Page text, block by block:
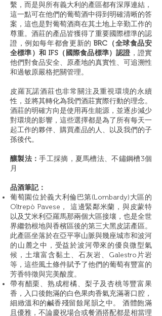
繫，而是與所有義大利的產區都有深厚連結，
這一點可在他們的葡萄酒中得到明確清晰的答
案，這也是對葡萄酒商在其土地上辛勤工作的
尊重。酒莊的產品皆獲得了重要國際標準的認
證，例如每年都會更新的 BRC（全球食品安
全標準）和 IFS（國際食品標準）認證 ，證實
他們對食品安全、原產地的真實性、可追溯性
和過敏原嚴格把關管理。
皮羅瓦諾酒莊也非常關注及重視環境的永續
性，並將其轉化為我們酒莊實際行動的理念。
酒莊的明確方向是使用再生能源，並逐步減少
對環境的影響，這些選擇都是為了所有每天一
起工作的夥伴、購買產品的人、以及我們的子
孫後代。
釀製法：手工採摘，夏馬槽法、不鏽鋼槽3個
月
品酒筆記：
葡萄園位於義大利倫巴第(Lombardy)大區的
Oltrepò Pavese， 這邊緊鄰米蘭，與皮蒙特
以及艾米利亞羅馬那兩個大區接壤，也是全世
界繼勃根地與香檳區後的第三大黑皮諾產區。
此產區坐落於在亞平寧山脈與幾座城市和波河
的山麓之中，受益於波河帶來的優良微型氣
候，土壤富含黏土、石灰岩、Galestro片岩
等，這些風土條件賦予了他們的葡萄有豐富的
芳香特徵與完美酸度。
帶有醋栗、熟成柑橘、梨子及杏桃等豐富果
香，入口後飽滿的白色果肉香氣充滿著口腔，
細緻溫和的鹹香殘留餘尾韻之中。 酒體飽滿
且優雅，不論慶祝場合或餐酒搭配都是相當理